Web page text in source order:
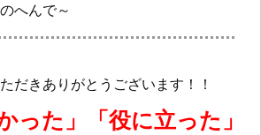
へんで～
だきありがとうございます！！
った」「役に立った」